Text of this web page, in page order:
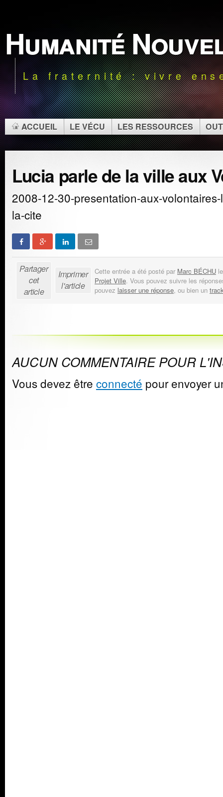
Humanité
La fraternité : vivre
ACCUEIL LE VÉCU LES RESSOURCES
Lucia parle de la ville aux
2008-12-30-presentation-aux-
la-cite
Partager
cet
article
Imprimer
l'article
Cette entrée a été posté par Marc BÉCHU
Projet Ville. Vous pouvez suivre les
pouvez laisser une réponse, ou bien un
AUCUN COMMENTAIRE POUR
Vous devez être connecté pour envoyer